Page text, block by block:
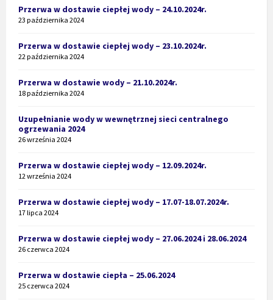
Przerwa w dostawie ciepłej wody – 24.10.2024r.
23 października 2024
Przerwa w dostawie ciepłej wody – 23.10.2024r.
22 października 2024
Przerwa w dostawie wody – 21.10.2024r.
18 października 2024
Uzupełnianie wody w wewnętrznej sieci centralnego
ogrzewania 2024
26 września 2024
Przerwa w dostawie ciepłej wody – 12.09.2024r.
12 września 2024
Przerwa w dostawie ciepłej wody – 17.07-18.07.2024r.
17 lipca 2024
Przerwa w dostawie ciepłej wody – 27.06.2024 i 28.06.2024
26 czerwca 2024
Przerwa w dostawie ciepła – 25.06.2024
25 czerwca 2024